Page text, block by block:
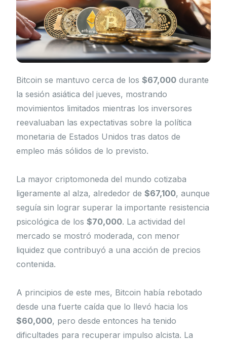
Bitcoin se mantuvo cerca de los$67,000 durante
la sesión asiática del jueves, mostrando
movimientos limitados mientras los inversores
reevaluaban las expectativas sobre la política
monetaria de Estados Unidos tras datos de
empleo más sólidos de lo previsto.
La mayor criptomoneda del mundo cotizaba
ligeramente al alza, alrededor de$67,100, aunque
seguía sin lograr superar la importante resistencia
psicológica de los$70,000. La actividad del
mercado se mostró moderada, con menor
liquidez que contribuyó a una acción de precios
contenida.
A principios de este mes, Bitcoin había rebotado
desde una fuerte caída que lo llevó hacia los
$60,000, pero desde entonces ha tenido
dificultades para recuperar impulso alcista. La